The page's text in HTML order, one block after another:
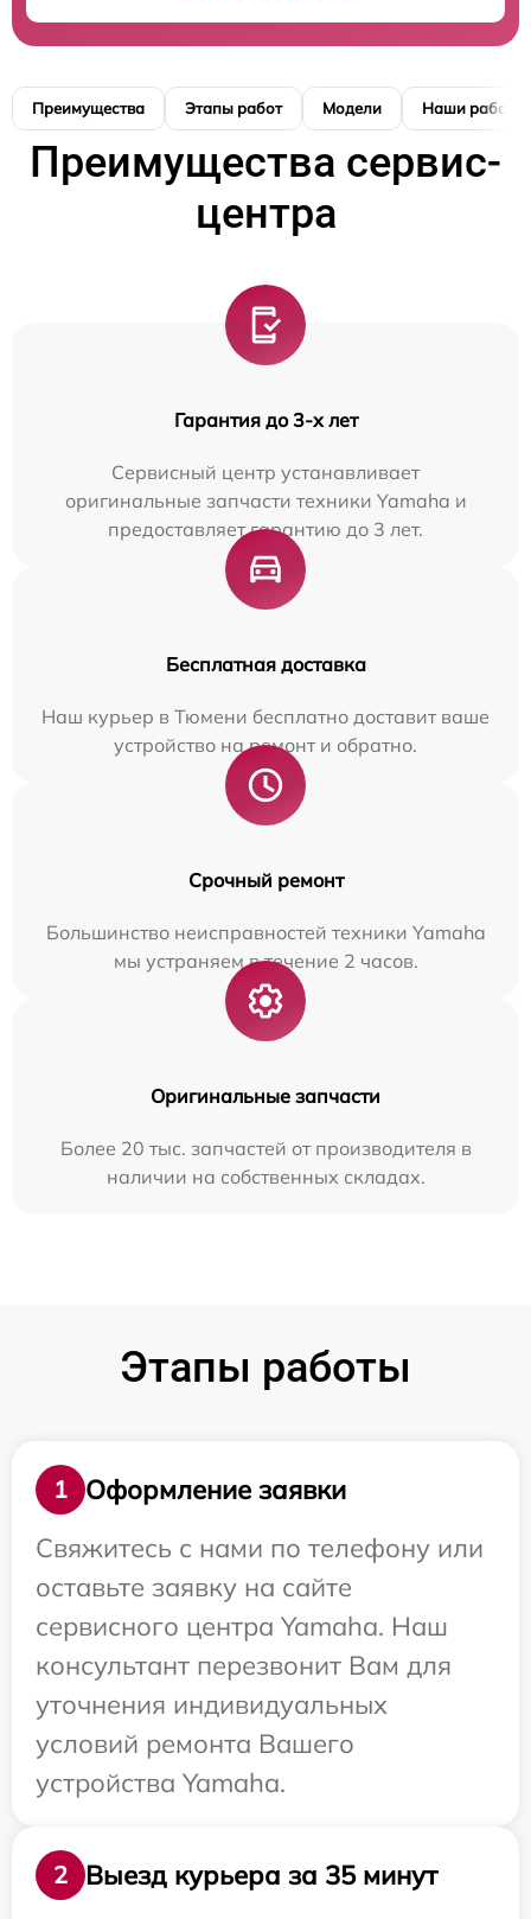
Преимущества Этапы работ Модели Наши работы
Преимущества сервис-
центра
Гарантия до 3-х лет
Сервисный центр устанавливает
оригинальные запчасти техники Yamaha и
предоставляет гарантию до 3 лет.
Бесплатная доставка
Наш курьер в Тюмени бесплатно доставит ваше
устройство на ремонт и обратно.
Срочный ремонт
Большинство неисправностей техники Yamaha
мы устраняем в течение 2 часов.
Оригинальные запчасти
Более 20 тыс. запчастей от производителя в
наличии на собственных складах.
Этапы работы
1
Оформление заявки
Свяжитесь с нами по телефону или
оставьте заявку на сайте
сервисного центра Yamaha. Наш
консультант перезвонит Вам для
уточнения индивидуальных
условий ремонта Вашего
устройства Yamaha.
2
Выезд курьера за 35 минут